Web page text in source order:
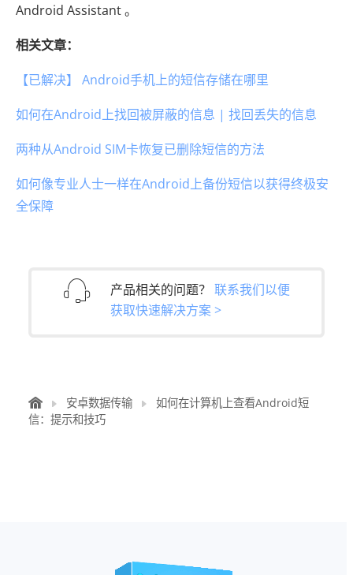
Android Assistant 。
相关文章：
【已解决】 Android手机上的短信存储在哪里
如何在Android上找回被屏蔽的信息 | 找回丢失的信息
两种从Android SIM卡恢复已删除短信的方法
如何像专业人士一样在Android上备份短信以获得终极安
全保障
产品相关的问题？ 联系我们以便
获取快速解决方案 >
安卓数据传输
如何在计算机上查看Android短
信：提示和技巧